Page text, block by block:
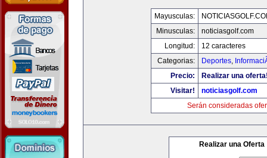
Mayusculas:
Minusculas:
noticiasgolf.com
Longitud:
12 caracteres
Categorias:
Deportes,
Precio:
Realizar una
Visitar!
noticiasgolf.com
Serán consideradas
Realizar una Oferta